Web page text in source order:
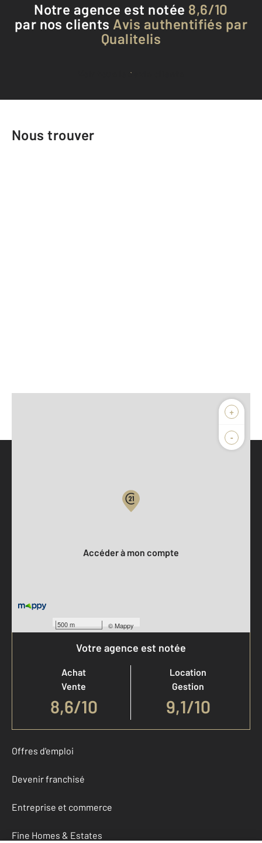
Notre agence est notée 8,6/10
par nos clients Avis authentifiés par
Qualitelis
Voir tous les avis clients
Nous trouver
+
-
500 m ©Mappy
Accéder à mon compte
Votre agence est notée
Achat
Vente
8,6/10
Location
Gestion
9,1/10
Offres d'emploi
Devenir franchisé
Entreprise et commerce
Fine Homes & Estates